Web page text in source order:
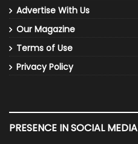
Advertise With Us
Our Magazine
Terms of Use
Privacy Policy
PRESENCE IN SOCIAL MEDIA